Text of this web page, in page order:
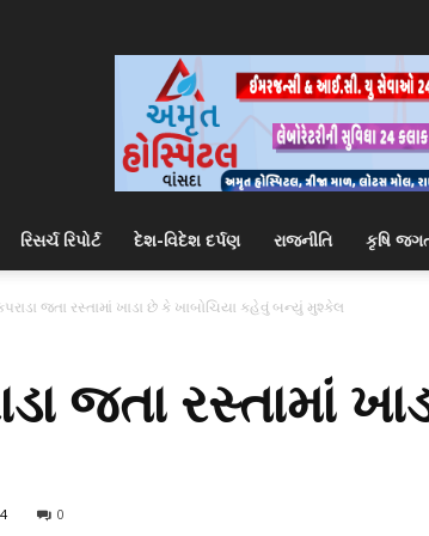
રિસર્ચ રિપોર્ટ દેશ-વિદેશ દર્પણ રાજનીતિ કૃષિ
જતા રસ્તામાં ખાડા છે કે ખાબોચિયા કહેવું બન્યું મુશ્કેલ
જતા રસ્તામાં
0